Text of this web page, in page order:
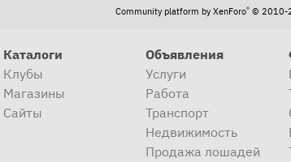
Community platform by XenForo® © 2010-
Каталоги
Клубы
Магазины
Сайты
Объявления
Услуги
Работа
Транспорт
Недвижимость
Продажа лошадей